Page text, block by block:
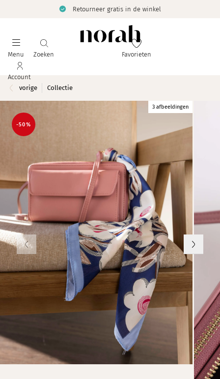
Retourneer gratis in de winkel
Menu Zoeken Favorieten
Account
vorige
Collectie
3 afbeeldingen
-50%